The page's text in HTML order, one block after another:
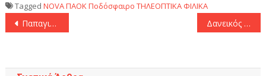
Tagged NOVAΠΑΟΚΠοδόσφαιρο ΤΗΛΕΟΠΤΙΚΑ ΦΙΛΙΚΑ
Πλοήγηση
Παπαγιάννης: «Πρωταρχικός στόχος να μπούμε με το δεξί στο Προολυμπιακό τουρνουά» Δανεικός στον Άρη ο Μαντζούκας